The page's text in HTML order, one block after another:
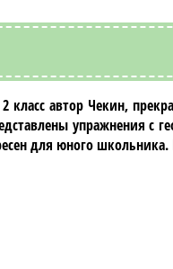
2 класс автор Чекин,
упражнения с
для юного школьника.